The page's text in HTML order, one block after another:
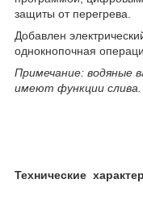
защиты от перегрева.
Добавлен
однокнопочная
Примечание: водяные
имеют функции слива.
Технические